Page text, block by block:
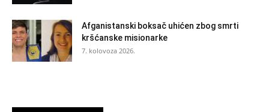
Afganistanski boksač uhićen zbog smrti
kršćanske misionarke
7. kolovoza 2026.